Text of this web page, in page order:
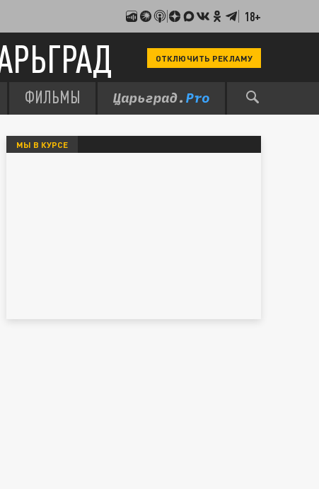
18+
ОТКЛЮЧИТЬ РЕКЛАМУ
ФИЛЬМЫ
МЫ В КУРСЕ